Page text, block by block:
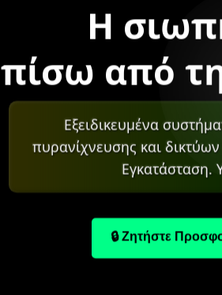
Η
πίσω από
Εξειδικευμένα
πυρανίχνευσης και
Εγκατάσταση.
🔒 Ζητήστε